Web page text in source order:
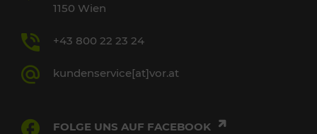
1150 Wien
+43 800 22 23 24
kundenservice[at]vor.at
FOLGE UNS AUF FACEBOOK